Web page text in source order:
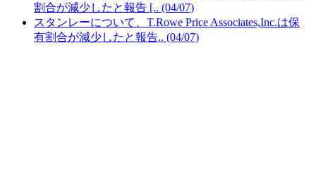
割合が減少したと報告 [.. (04/07)
スタンレーについて、T.Rowe Price Associates,Inc.は保
有割合が減少したと報告.. (04/07)